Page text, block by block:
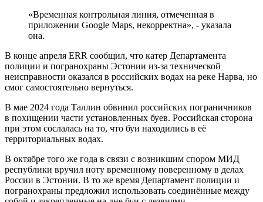
«Временная контрольная линия, отмеченная в
приложении Google Maps, некорректна», - указала
она.
В конце апреля ERR сообщил, что катер Департамента
полиции и погранохраны Эстонии из-за технической
неисправности оказался в российских водах на реке Нарва, но
смог самостоятельно вернуться.
В мае 2024 года Таллин обвинил российских пограничников
в похищении части установленных буев. Российская сторона
при этом сослалась на то, что буи находились в её
территориальных водах.
В октябре того же года в связи с возникшим спором МИД
республики вручил ноту временному поверенному в делах
России в Эстонии. В то же время Департамент полиции и
погранохраны предложил использовать соединённые между